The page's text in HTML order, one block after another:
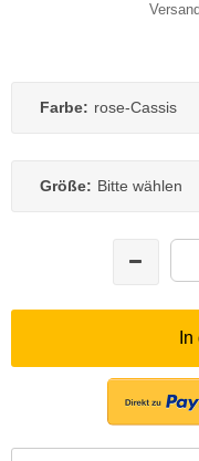
Farbe: rose-Cassis
Größe: Bitte wählen